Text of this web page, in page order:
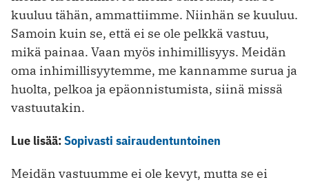
kuuluu tähän, ammattiimme. Niinhän se kuuluu.
Samoin kuin se, että ei se ole pelkkä vastuu,
mikä painaa. Vaan myös inhimillisyys. Meidän
oma inhimillisyytemme, me kannamme surua ja
huolta, pelkoa ja epäonnistumista, siinä missä
vastuutakin.
Lue lisää:Sopivasti sairaudentuntoinen
Meidän vastuumme ei ole kevyt, mutta se ei